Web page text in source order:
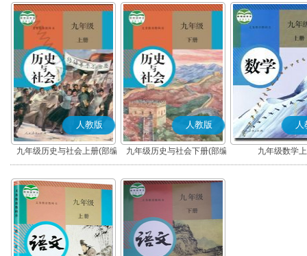
人教版
九年级历史与社会上册(部编
版)
人教版
九年级历史与社会下册(部编
版)
人
九年级数学